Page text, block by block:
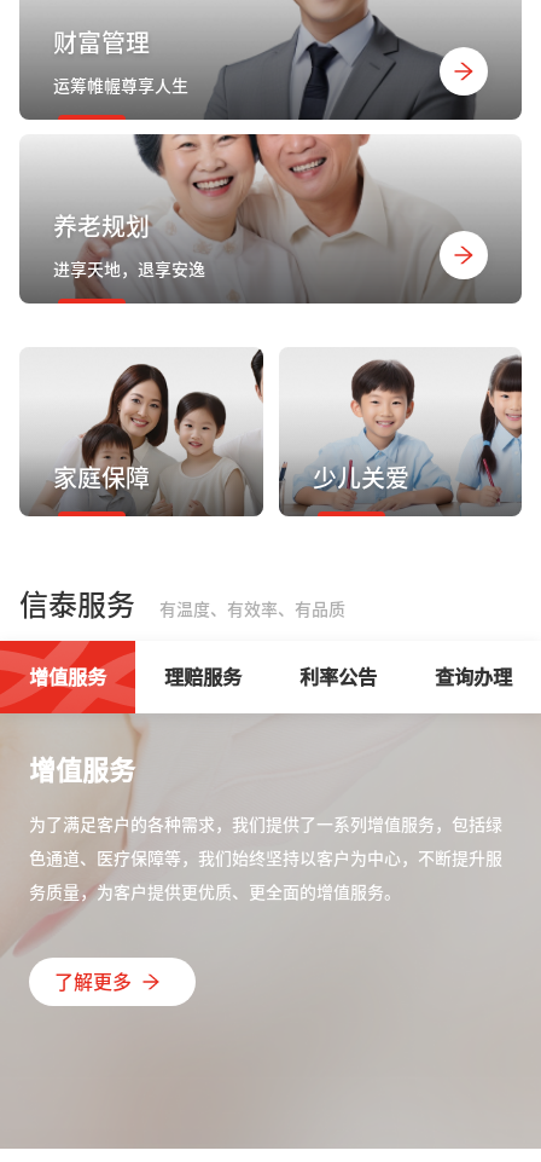
财富管理
运筹帷幄尊享人生
养老规划
进享天地，退享安逸
家庭保障 少儿关爱
信泰服务 有温度、有效率、有品质
增值服务
为了满足客户的各种需求，我们提供了一系列增值服务，包括绿
色通道、医疗保障等，我们始终坚持以客户为中心，不断提升服
务质量，为客户提供更优质、更全面的增值服务。
了解更多
增值服务 理赔服务 利率公告 查询办理